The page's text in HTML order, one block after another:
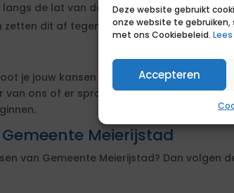
Deze website gebruikt
onze website te
met ons Cookiebeleid.
Accepteren
de lat van de eisen van de
zetten dit af tegen de actuele markt om je
je jouw kansen op succesvolle
ons of er sprake is van een match en of
Meierijstad
van Gemeente Meierijstad? Dan volgen